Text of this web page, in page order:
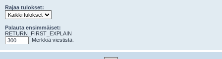
Rajaa tulokset:
Palauta ensimmäiset:
RETURN_FIRST_EXPLAIN
Merkkiä viestistä.